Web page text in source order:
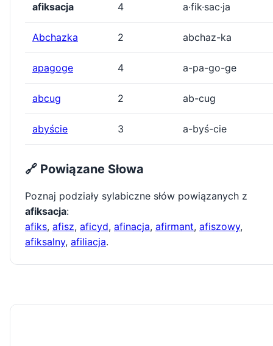
afiksacja 4 a·fik·sac·ja
Abchazka 2 abchaz-ka
apagoge 4 a-pa-go-ge
abcug 2 ab-cug
abyście 3 a-byś-cie
🔗 Powiązane Słowa
Poznaj podziały sylabiczne słów powiązanych z
afiksacja:
afiks, afisz, aficyd, afinacja, afirmant, afiszowy,
afiksalny, afiliacja.